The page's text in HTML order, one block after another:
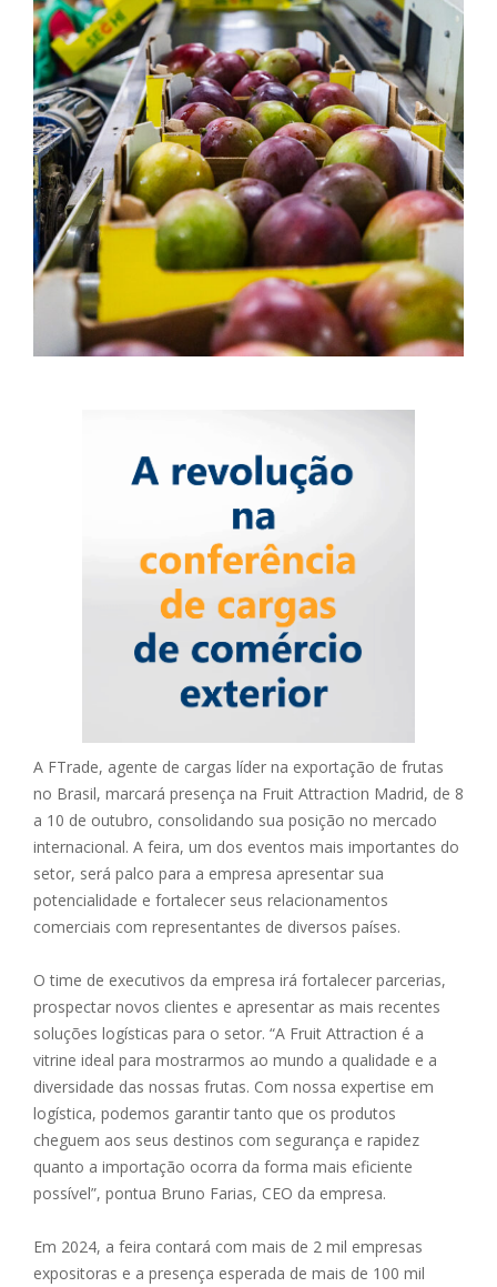
A FTrade, agente de cargas líder na exportação de frutas
no Brasil, marcará presença na Fruit Attraction Madrid, de 8
a 10 de outubro, consolidando sua posição no mercado
internacional. A feira, um dos eventos mais importantes do
setor, será palco para a empresa apresentar sua
potencialidade e fortalecer seus relacionamentos
comerciais com representantes de diversos países.
O time de executivos da empresa irá fortalecer parcerias,
prospectar novos clientes e apresentar as mais recentes
soluções logísticas para o setor. “A Fruit Attraction é a
vitrine ideal para mostrarmos ao mundo a qualidade e a
diversidade das nossas frutas. Com nossa expertise em
logística, podemos garantir tanto que os produtos
cheguem aos seus destinos com segurança e rapidez
quanto a importação ocorra da forma mais eficiente
possível”, pontua Bruno Farias, CEO da empresa.
Em 2024, a feira contará com mais de 2 mil empresas
expositoras e a presença esperada de mais de 100 mil